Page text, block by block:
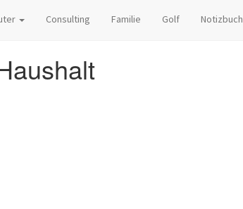
Consulting Familie Golf Notizbuch